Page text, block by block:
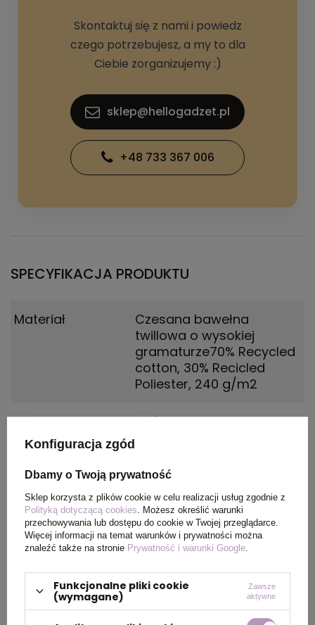
Skontaktuj się z nami i powiedz
czego potrzebujesz, a my to dla
Ciebie zorganizujemy :)
sklep@hellogadzet.pl
+48 733 367 006
SPECYFIKACJA PRODUKTU
Materiał
Czesana bawełna
twillowa o wysokiej
gramaturze70% Recycled
cotton, 30% Recicled
Poliester, 240 g/m2
Kolor biały
PAKOWANIE
Wymiary
kartonu
76 x 45 x 37 cm
Konfiguracja zgód
Dbamy o Twoją prywatność
Sklep korzysta z plików cookie w celu realizacji usług zgodnie z
Polityką dotyczącą cookies . Możesz określić warunki
przechowywania lub dostępu do cookie w Twojej przeglądarce.
Więcej informacji na temat warunków i prywatności można
znaleźć także na stronie Prywatność i warunki Google
Funkcjonalne pliki cookie
(wymagane)
Zawsze
aktywne